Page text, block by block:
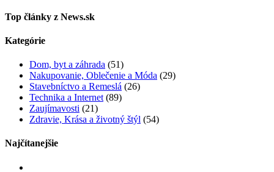
Top články z News.sk
Kategórie
Dom, byt a záhrada (51)
Nakupovanie, Oblečenie a Móda (29)
Stavebníctvo a Remeslá (26)
Technika a Internet (89)
Zaujímavosti (21)
Zdravie, Krása a životný štýl (54)
Najčítanejšie